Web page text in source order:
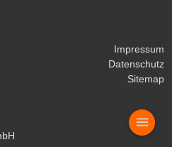
Impressum
Datenschutz
Sitemap
menu